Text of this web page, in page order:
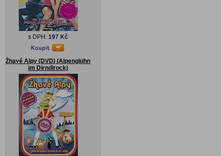
s DPH: 197 Kč
Žhavé Alpy (DVD) (Alpenglühn
im Dirndlrock)